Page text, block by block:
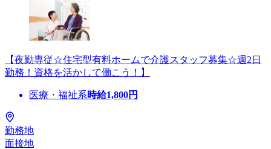
【夜勤専従☆住宅型有料ホームで介護スタッフ募集☆週2日
勤務！資格を活かして働こう！】
医療・福祉系時給1,800円
勤務地
面接地